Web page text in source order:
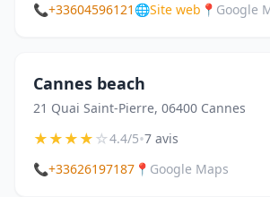
📞+33604596121 🌐Site web 📍 Google
Cannes beach
21 Quai Saint-Pierre, 06400 Cannes
★★★★☆4.4/5•7 avis
📞+33626197187 📍 Google Maps